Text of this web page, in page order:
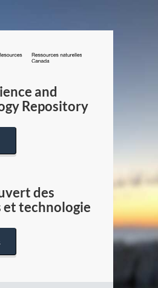
/
Canada
and
Repository
des
et technologie